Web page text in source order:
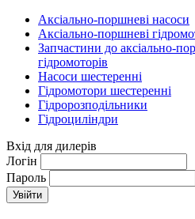
Аксіально-поршневі насоси
Аксіально-поршневі
Запчастини до аксіально-
гідромоторів
Насоси шестеренні
Гідромотори шестеренні
Гідророзподільники
Гідроциліндри
Вхід для дилерів
Логін
Пароль